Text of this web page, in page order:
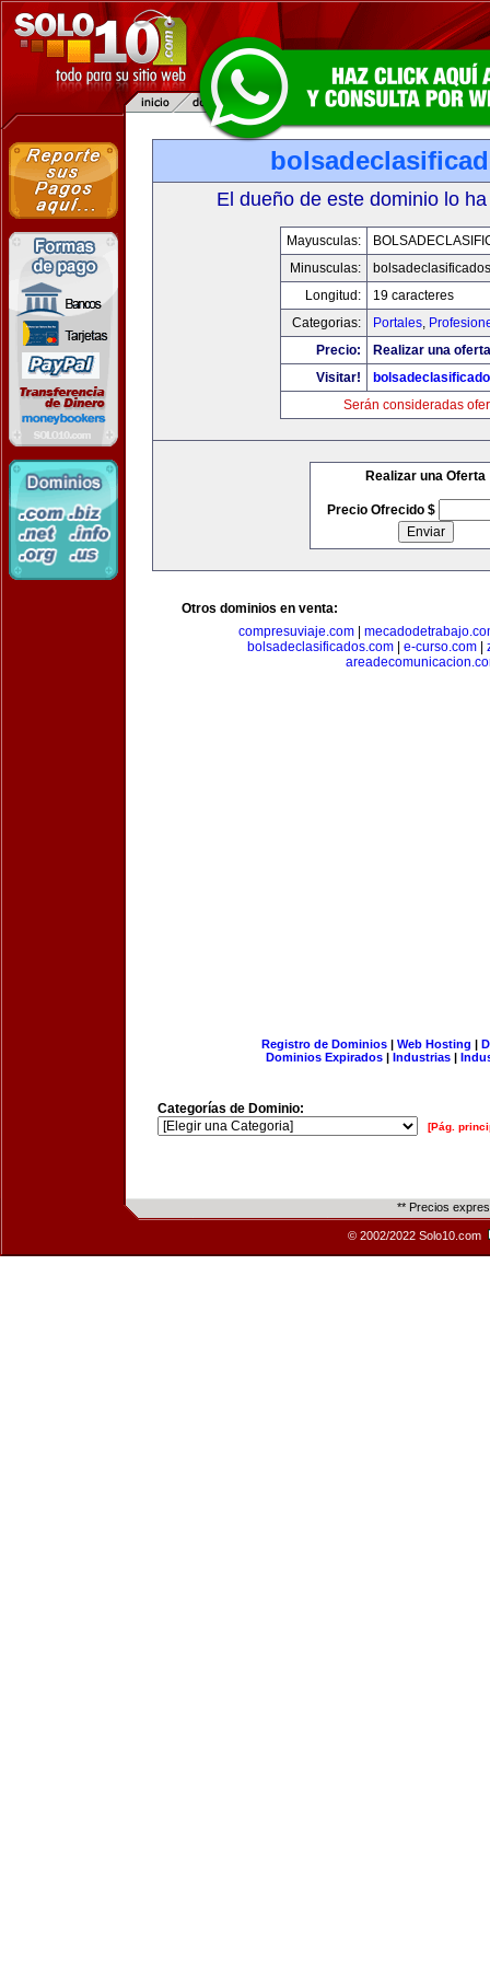
El dueño de este dominio lo
Mayusculas:
Minusculas:
Longitud:
19 caracteres
Categorias:
Portales,
Precio:
Realizar una
Visitar!
Serán consideradas
Realizar una Oferta
Precio Ofrecido $
Otros dominios en venta:
compresuviaje.com
bolsadeclasificados.com
e-curso.com
Registro de Dominios| Web Hosting |
Dominios Expirados | Industrias |
Categorías de Dominio:
[Pág.
** Precios
© 2002/2022 Solo10.com